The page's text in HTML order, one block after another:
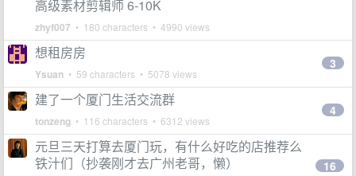
高级素材剪辑师 6-10K
zhyf007 • 180 characters • 4990 views
想租房房
Ysuan • 59 characters • 5078 views
3
建了一个厦门生活交流群
tonzeng • 116 characters • 6312 views
4
元旦三天打算去厦门玩，有什么好吃的店推荐么
铁汁们（抄袭刚才去广州老哥，懒）
16